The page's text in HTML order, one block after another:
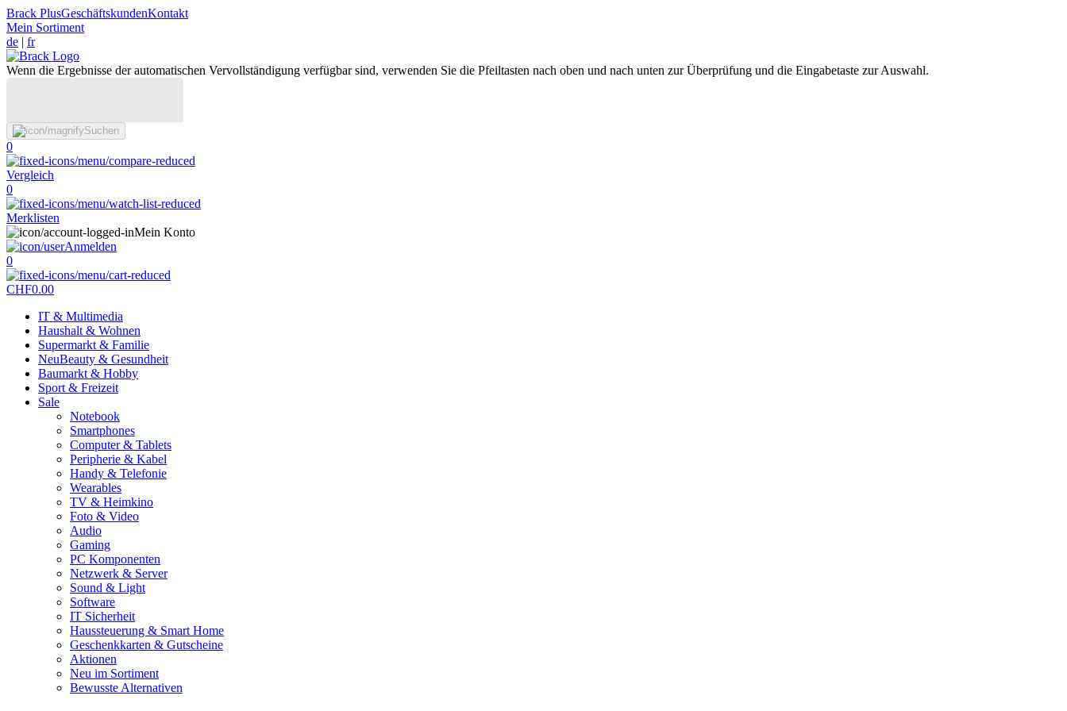
Brack PlusGeschäftskundenKontakt
Mein Sortiment
de | fr
Wenn die Ergebnisse der automatischen Vervollständigung verfügbar sind, verwenden Sie die Pfeiltasten nach oben und nach unten zur Überprüfung und die Eingabetaste zur Auswahl.
Suchen
0
Vergleich
0
Merklisten
Mein Konto
Anmelden
0
CHF0.00
IT & Multimedia
Haushalt & Wohnen
Supermarkt & Familie
NeuBeauty & Gesundheit
Baumarkt & Hobby
Sport & Freizeit
Sale
Notebook
Smartphones
Computer & Tablets
Peripherie & Kabel
Handy & Telefonie
Wearables
TV & Heimkino
Foto & Video
Audio
Gaming
PC Komponenten
Netzwerk & Server
Sound & Light
Software
IT Sicherheit
Haussteuerung & Smart Home
Geschenkkarten & Gutscheine
Aktionen
Neu im Sortiment
Bewusste Alternativen